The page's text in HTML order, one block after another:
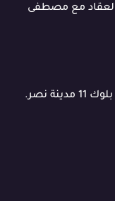
مع مصطفى